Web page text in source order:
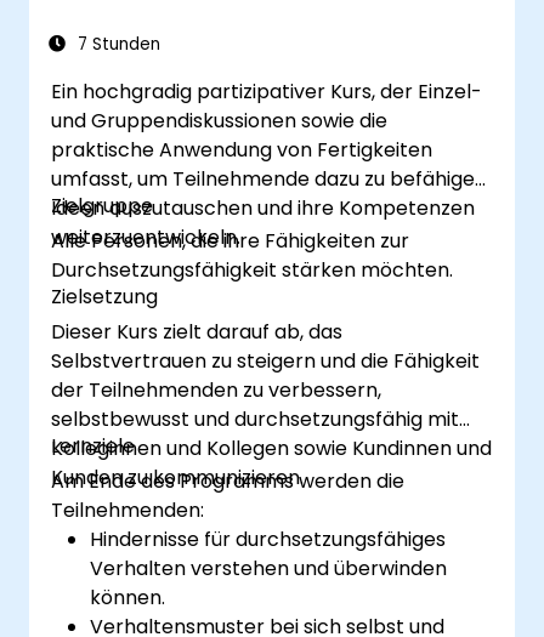
Kursdiskussionen und Übungen
der gesamten Schulung angeboten,
sodass die Teilnehmer ihre
Problemlösungsfähigkeiten schärfen und
ihre Kompetenzen im Kundenservice
sowie deren Mindset verbessern können.
Dieser Kurs ist darauf ausgelegt, ein
breites Spektrum an Kundenservice- und
Erfüllungs-Umgebungen abzudecken.
7 Stunden
Ein hochgradig partizipativer Kurs, der Einzel-
und Gruppendiskussionen sowie die
praktische Anwendung von Fertigkeiten
umfasst, um Teilnehmende dazu zu befähigen,
Ideen auszutauschen und ihre Kompetenzen
weiterzuentwickeln.
Zielgruppe
Alle Personen, die ihre Fähigkeiten zur
Durchsetzungsfähigkeit stärken möchten.
Zielsetzung
Dieser Kurs zielt darauf ab, das
Selbstvertrauen zu steigern und die Fähigkeit
der Teilnehmenden zu verbessern,
selbstbewusst und durchsetzungsfähig mit
Kolleginnen und Kollegen sowie Kundinnen und
Kunden zu kommunizieren.
Lernziele
Am Ende des Programms werden die
Teilnehmenden:
Hindernisse für durchsetzungsfähiges
Verhalten verstehen und überwinden
können.
Verhaltensmuster bei sich selbst und